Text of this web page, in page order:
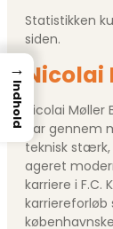
Statistikken
siden.
Nicolai
har gennem
teknisk stærk,
ageret
karriere i F.C.
→
Indhold